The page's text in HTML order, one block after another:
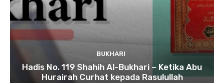
BUKHARI
Hadis No. 119 Shahih Al-Bukhari – Ketika Abu
Hurairah Curhat kepada Rasulullah